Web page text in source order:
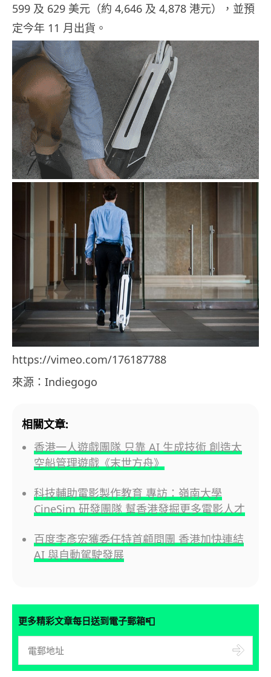
599 及 629 美元（約 4,646 及 4,878 港元），並預
定今年 11 月出貨。
https://vimeo.com/176187788
來源：Indiegogo
相關文章:
香港一人遊戲團隊 只靠 AI 生成技術 創造太
空船管理遊戲《末世方舟》
科技輔助電影製作教育 專訪：嶺南大學
CineSim 研發團隊 幫香港發掘更多電影人才
百度李彥宏獲委任特首顧問團 香港加快連結
AI 與自動駕駛發展
更多精彩文章每日送到電子郵箱📮